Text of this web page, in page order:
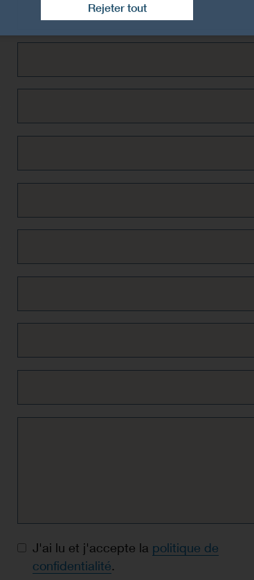
Consentement à la protection des données
J'ai lu et j'accepte la politique de
confidentialité.
Rejeter tout